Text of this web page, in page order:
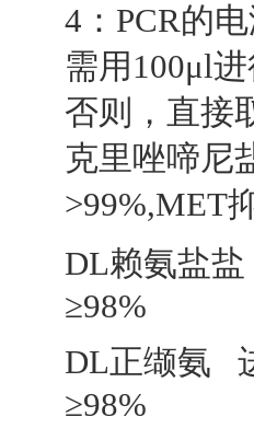
4：PCR的
需用100μl
否则，直接
克里唑啼尼
>99%,MET
DL赖氨盐
≥98%
DL正缬氨
≥98%